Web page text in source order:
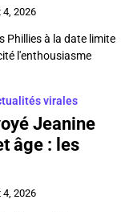
4, 2026
Phillies à la date limite
l'enthousiasme
virales
Jeanine
âge : les
4, 2026